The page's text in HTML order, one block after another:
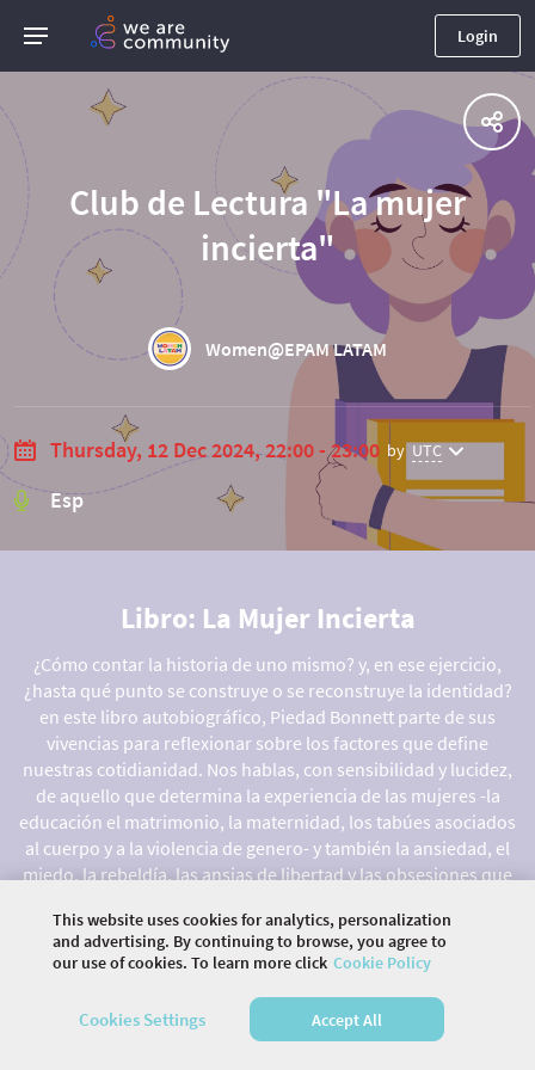
Login
Club de Lectura "La mujer
incierta"
Women@EPAM LATAM
Thursday, 12 Dec 2024, 22:00 - 23:00 by UTC
Esp
Libro: La Mujer Incierta
¿Cómo contar la historia de uno mismo? y, en ese ejercicio,
¿hasta qué punto se construye o se reconstruye la identidad?
en este libro autobiográfico, Piedad Bonnett parte de sus
vivencias para reflexionar sobre los factores que define
nuestras cotidianidad. Nos hablas, con sensibilidad y lucidez,
de aquello que determina la experiencia de las mujeres -la
educación el matrimonio, la maternidad, los tabúes asociados
al cuerpo y a la violencia de genero- y también la ansiedad, el
miedo, la rebeldía, las ansias de libertad y las obsesiones que
2026 COMMUNITY COMPANY. ALL RIGHTS
RESERVED.
This website uses cookies for analytics, personalization
and advertising. By continuing to browse, you agree to
our use of cookies. To learn more click Cookie Policy
Cookies Settings Accept All